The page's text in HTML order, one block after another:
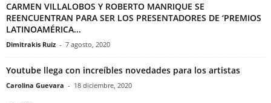
CARMEN VILLALOBOS Y ROBERTO MANRIQUE SE
REENCUENTRAN PARA SER LOS PRESENTADORES DE ‘PREMIOS
LATINOAMÉRICA...
Dimitrakis Ruiz - 7 agosto, 2020
Youtube llega con increíbles novedades para los artistas
Carolina Guevara - 18 diciembre, 2020